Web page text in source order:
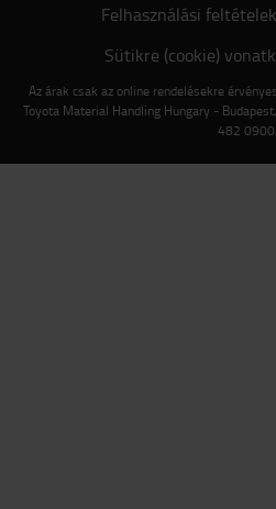
Felhasználási feltételek
Sütikre (cookie)
Az árak csak az online rendelésekre
Toyota Material Handling Hungary -
482 0900